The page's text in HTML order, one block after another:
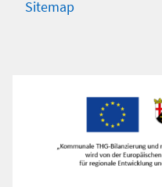
Sitemap